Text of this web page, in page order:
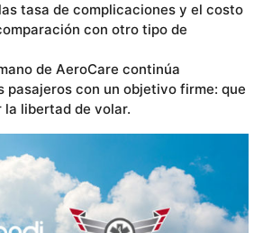
tasa de complicaciones y el costo
con otro tipo de
de AeroCare continúa
pasajeros con un objetivo firme: que
libertad de volar.